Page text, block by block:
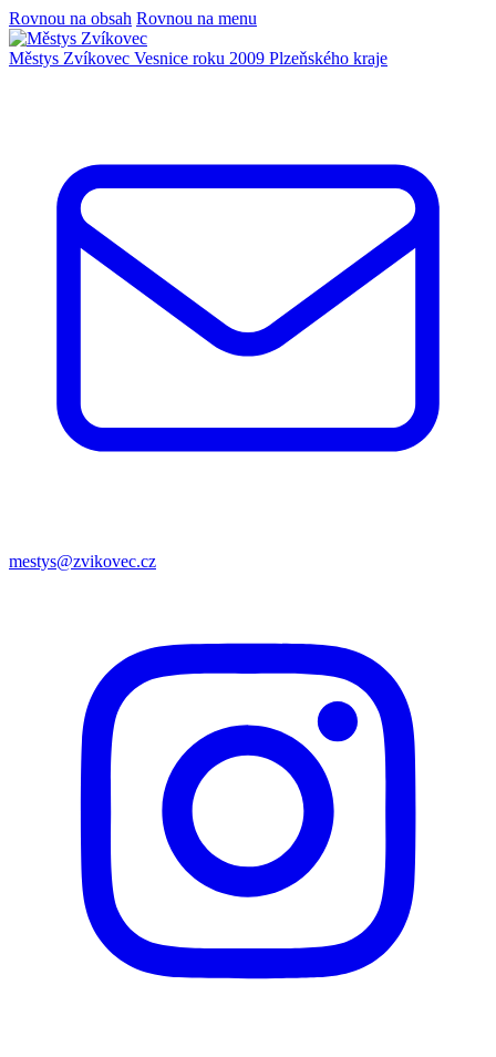
Rovnou na obsah Rovnou na menu
Městys Zvíkovec Vesnice roku 2009 Plzeňského kraje
mestys@zvikovec.cz